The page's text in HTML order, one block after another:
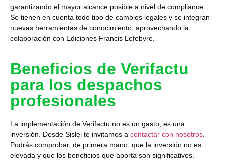
garantizando el mayor alcance posible a nivel de compliance.
Se tienen en cuenta todo tipo de cambios legales y se integran
nuevas herramientas de conocimiento, aprovechando la
colaboración con Ediciones Francis Lefebvre
Beneficios de Verifactu
para los despachos
profesionales
La implementación de Verifactu no es un gasto, es una
inversión. Desde Sislei te invitamos a contactar con nosotros.
Podrás comprobar, de primera mano, que la inversión no es
elevada y que los beneficios que aporta son significativos.